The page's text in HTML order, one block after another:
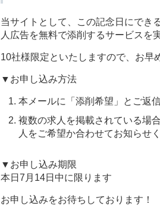
当サイトとして、この記念日にでき
人広告を無料で添削するサービスを
10社様限定といたしますので、お早
▼お申し込み方法
本メールに「添削希望」とご返
複数の求人を掲載されている場
人をご希望か合わせてお知らせ
▼お申し込み期限
本日7月14日中に限ります
お申し込みをお待ちしております！